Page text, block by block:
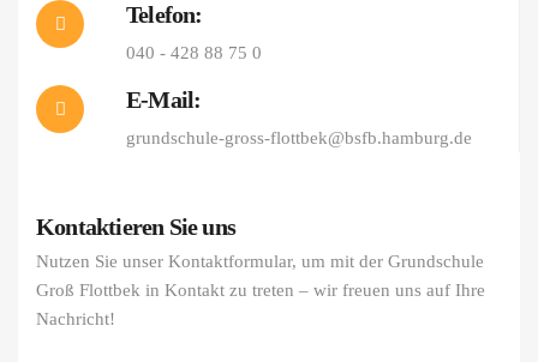
Telefon:
040 - 428 88 75 0
E-Mail:
grundschule-gross-flottbek@bsfb.hamburg.de
Kontaktieren Sie uns
Nutzen Sie unser Kontaktformular, um mit der Grundschule
Groß Flottbek in Kontakt zu treten – wir freuen uns auf Ihre
Nachricht!